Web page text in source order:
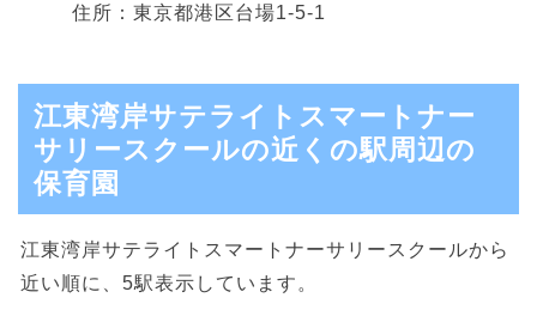
住所：東京都港区台場1-5-1
江東湾岸サテライトスマートナー
サリースクールの近くの駅周辺の
保育園
江東湾岸サテライトスマートナーサリースクールから
近い順に、5駅表示しています。